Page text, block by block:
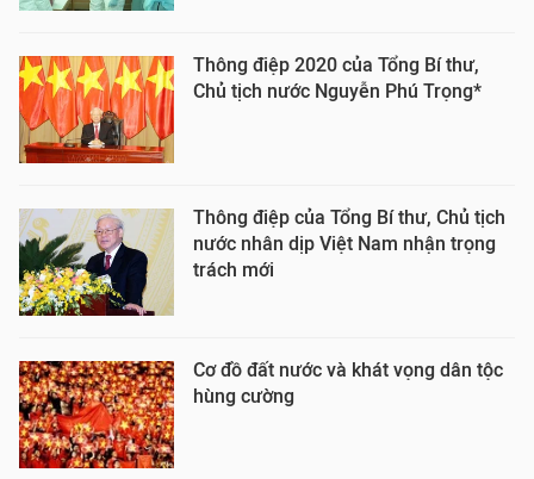
Thông điệp 2020 của Tổng Bí thư,
Chủ tịch nước Nguyễn Phú Trọng*
Thông điệp của Tổng Bí thư, Chủ tịch
nước nhân dịp Việt Nam nhận trọng
trách mới
Cơ đồ đất nước và khát vọng dân tộc
hùng cường